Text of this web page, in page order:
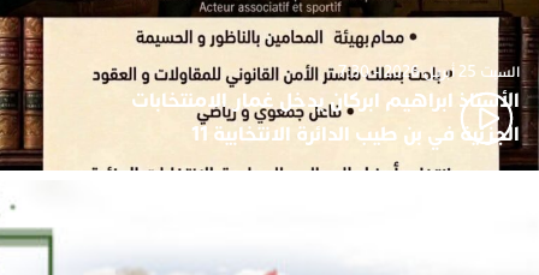
السبت 25 أبريل 2026 - 7:30
الأستاذ ابراهيم ابركان يدخل غمار الامنتخابات
الجزئية في بن طيب الدائرة الانتخابية 11